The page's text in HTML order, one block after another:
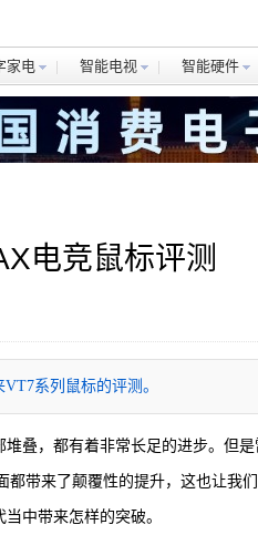
家电 智能电视 智能硬件
电竞鼠标评测
系列鼠标的评测。
叠，都有着非常长足的进步。但是
都带来了颠覆性的提升，这也让我
中带来怎样的突破。